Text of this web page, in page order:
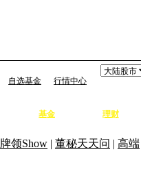
自选基金 行情中心
基金 理财
领Show | 董秘天天问 | 高端